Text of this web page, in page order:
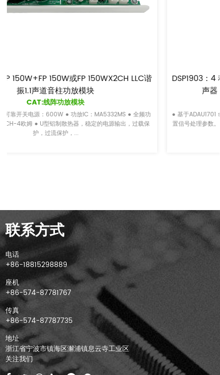
LLC谐
DSP1903：4 种自定义预设 EQ 模式 2.1 声
声器 基于 ADAU1701 的 DSP 功能
● 基于ADAU1701 sound 音频系统设计。使用 sigma
置信号处理参数。 ● 可选择四种自定义预设模式，可在软
联系方式
电话
+86-18815298889
座机
+86-574-87781767
传真
+86-574-87787735
地址
浙江省宁波市镇海区澥浦镇息云寺工业区
关注我们